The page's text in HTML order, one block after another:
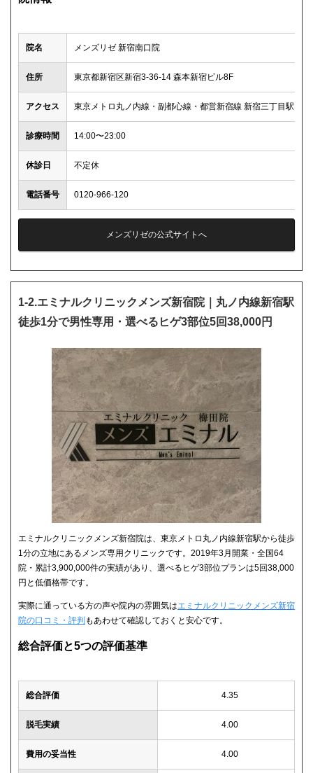
院名 メンズリゼ 新宿南口院
住所 東京都新宿区新宿3-36-14 森本新宿ビル8F
アクセス 東京メトロ丸ノ内線・副都心線・都営新宿線 新宿三丁目駅E5
診療時間 14:00〜23:00
休診日 不定休
電話番号 0120-966-120
メンズリゼの公式サイトへ
1-2.エミナルクリニックメンズ新宿院｜丸ノ内線新宿駅
徒歩1分で男性専用・選べるヒゲ3部位5回38,000円
エミナルクリニックメンズ新宿院は、東京メトロ丸ノ内線新宿駅から徒歩
1分の立地にあるメンズ専用クリニックです。2019年3月開業・全国64
院・累計3,900,000件の実績があり、選べるヒゲ3部位プランは5回38,000
円と低価格帯です。
実際に通っている方の声や院内の雰囲気はエミナルクリニックメンズ新宿
院の口コミ・評判 もあわせて確認しておくと安心です。
総合評価と5つの評価基準
総合評価 4.35
脱毛実績 4.00
費用の妥当性 4.00